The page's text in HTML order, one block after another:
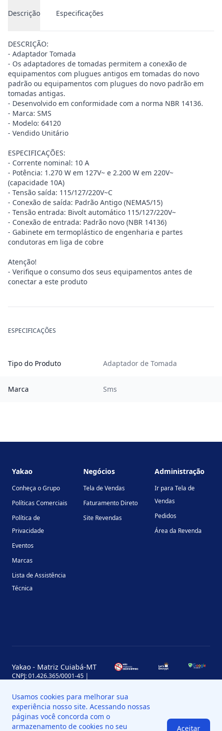
Descrição Especificações
DESCRIÇÃO:
- Adaptador Tomada
- Os adaptadores de tomadas permitem a conexão de
equipamentos com plugues antigos em tomadas do novo
padrão ou equipamentos com plugues do novo padrão em
tomadas antigas.
- Desenvolvido em conformidade com a norma NBR 14136.
- Marca: SMS
- Modelo: 64120
- Vendido Unitário
ESPECIFICAÇÕES:
- Corrente nominal: 10 A
- Potência: 1.270 W em 127V~ e 2.200 W em 220V~
(capacidade 10A)
- Tensão saída: 115/127/220V~C
- Conexão de saída: Padrão Antigo (NEMA5/15)
- Tensão entrada: Bivolt automático 115/127/220V~
- Conexão de entrada: Padrão novo (NBR 14136)
- Gabinete em termoplástico de engenharia e partes
condutoras em liga de cobre
Atenção!
- Verifique o consumo dos seus equipamentos antes de
conectar a este produto
ESPECIFICAÇÕES
Tipo do Produto Adaptador de Tomada
Marca Sms
Yakao
Conheça o Grupo
Políticas Comerciais
Política de
Privacidade
Eventos
Marcas
Lista de Assistência
Técnica
Negócios
Tela de Vendas
Faturamento Direto
Site Revendas
Administração
Ir para Tela de
Vendas
Pedidos
Área da Revenda
Yakao - Matriz Cuiabá-MT
CNPJ: 01.426.365/0001-45 |
Leblon, MT, Brasil, CEP 78060-000
Yakao - Filial Sinop-MT
CNPJ: 01.426.365/0008-11 |
Inscrição Estadual: 13.898.651-7
Usamos cookies para melhorar sua
experiência nosso site. Acessando nossas
páginas você concorda com o
armazenamento de cookies no seu
Aceitar